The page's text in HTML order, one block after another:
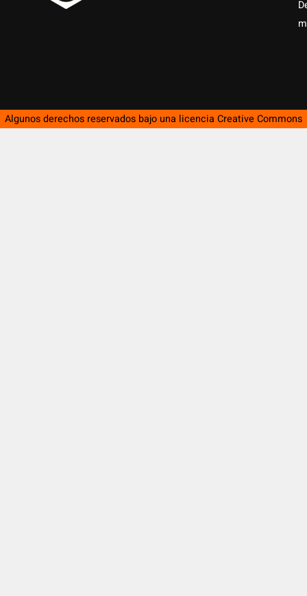
Algunos derechos reservados bajo una licencia Creative Commons